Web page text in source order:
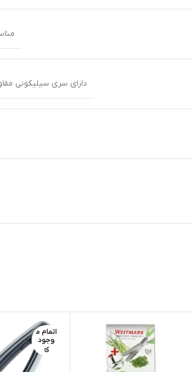
دارای سری سیلیکونی مقاوم در برابر حرارت تا ۲۰۰
اتمام م
وجود
ی